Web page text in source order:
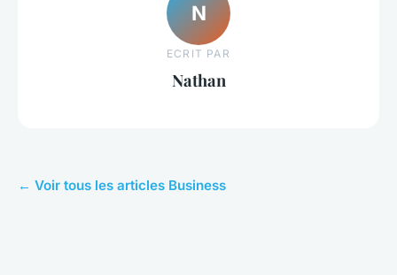
N
ECRIT PAR
Nathan
← Voir tous les articles Business